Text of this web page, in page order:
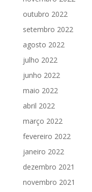
outubro 2022
setembro 2022
agosto 2022
julho 2022
junho 2022
maio 2022
abril 2022
março 2022
fevereiro 2022
janeiro 2022
dezembro 2021
novembro 2021